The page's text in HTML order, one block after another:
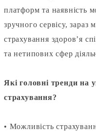
платформ та наявність
зручного сервісу,
страхування здоров’я
та нетипових сфер
Які головні тренди на
страхування?
• Можливість